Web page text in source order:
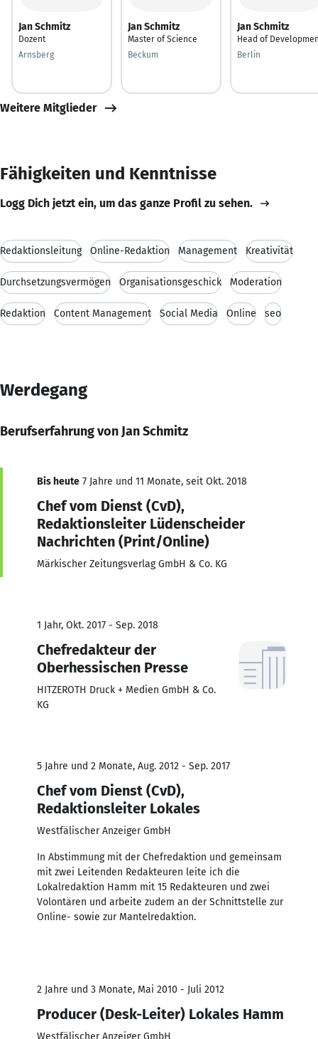
Jan Schmitz
Dozent
Arnsberg
Jan Schmitz
Master of Science
Beckum
Jan Schmitz
Head of
Berlin
Weitere Mitglieder
Fähigkeiten und Kenntnisse
Logg Dich jetzt ein, um das ganze Profil zu sehen.
Redaktionsleitung Online-Redaktion Management Kreativität
Durchsetzungsvermögen Organisationsgeschick Moderation
Redaktion Content Management Social Media Online seo
Werdegang
Berufserfahrung von Jan Schmitz
Bis heute 7 Jahre und 11 Monate, seit Okt. 2018
Chef vom Dienst (CvD),
Redaktionsleiter Lüdenscheider
Nachrichten (Print/Online)
Märkischer Zeitungsverlag GmbH & Co. KG
1 Jahr, Okt. 2017 - Sep. 2018
Chefredakteur der
Oberhessischen Presse
HITZEROTH Druck + Medien GmbH & Co.
KG
5 Jahre und 2 Monate, Aug. 2012 - Sep. 2017
Chef vom Dienst (CvD),
Redaktionsleiter Lokales
Westfälischer Anzeiger GmbH
In Abstimmung mit der Chefredaktion und gemeinsam
mit zwei Leitenden Redakteuren leite ich die
Lokalredaktion Hamm mit 15 Redakteuren und zwei
Volontären und arbeite zudem an der Schnittstelle zur
Online- sowie zur Mantelredaktion.
2 Jahre und 3 Monate, Mai 2010 - Juli 2012
Producer (Desk-Leiter) Lokales Hamm
Westfälischer Anzeiger GmbH